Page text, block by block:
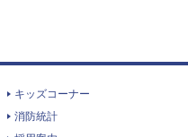
キッズコーナー
消防統計